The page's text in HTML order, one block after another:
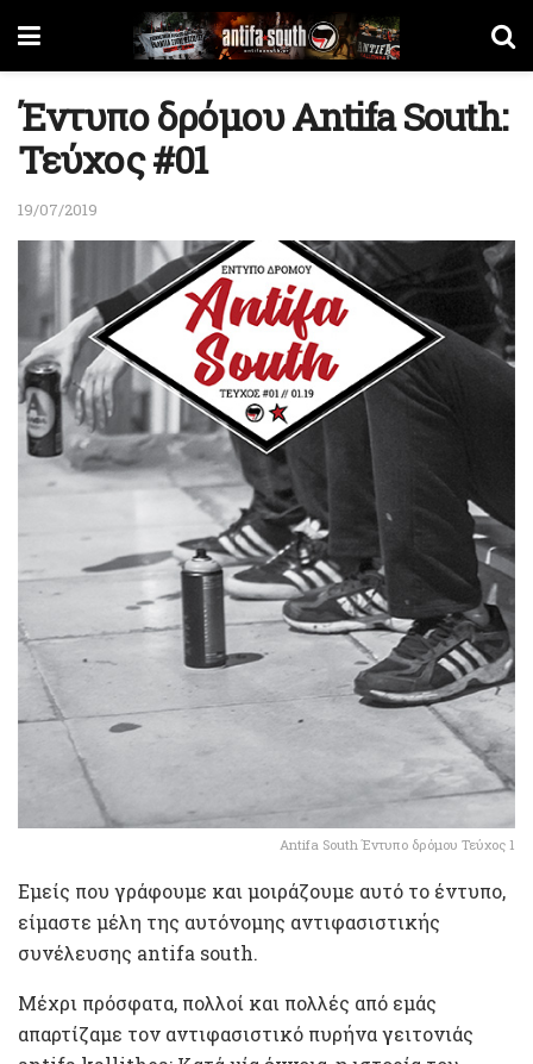
Έντυπο δρόμου Antifa South:
Τεύχος #01
19/07/2019
Antifa South Έντυπο δρόμου Τεύχος 1
Εμείς που γράφουμε και μοιράζουμε αυτό το έντυπο,
είμαστε μέλη της αυτόνομης αντιφασιστικής
συνέλευσης antifa south.
Μέχρι πρόσφατα, πολλοί και πολλές από εμάς
απαρτίζαμε τον αντιφασιστικό πυρήνα γειτονιάς